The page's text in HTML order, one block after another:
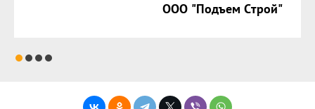
ООО "Подъем Строй"